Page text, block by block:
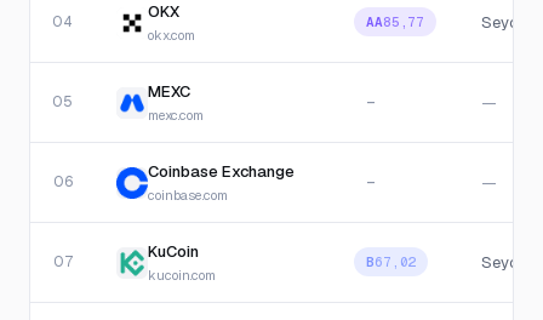
04 OKX
okx.com
AA85,77
05 MEXC
mexc.com
— —
06 Coinbase Exchange
coinbase.com
— —
07 KuCoin
kucoin.com
B67,02